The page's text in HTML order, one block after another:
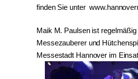
finden Sie unter
Maik M. Paulsenist regelmäßig
Messezaubererund
Messestadt Hannover im